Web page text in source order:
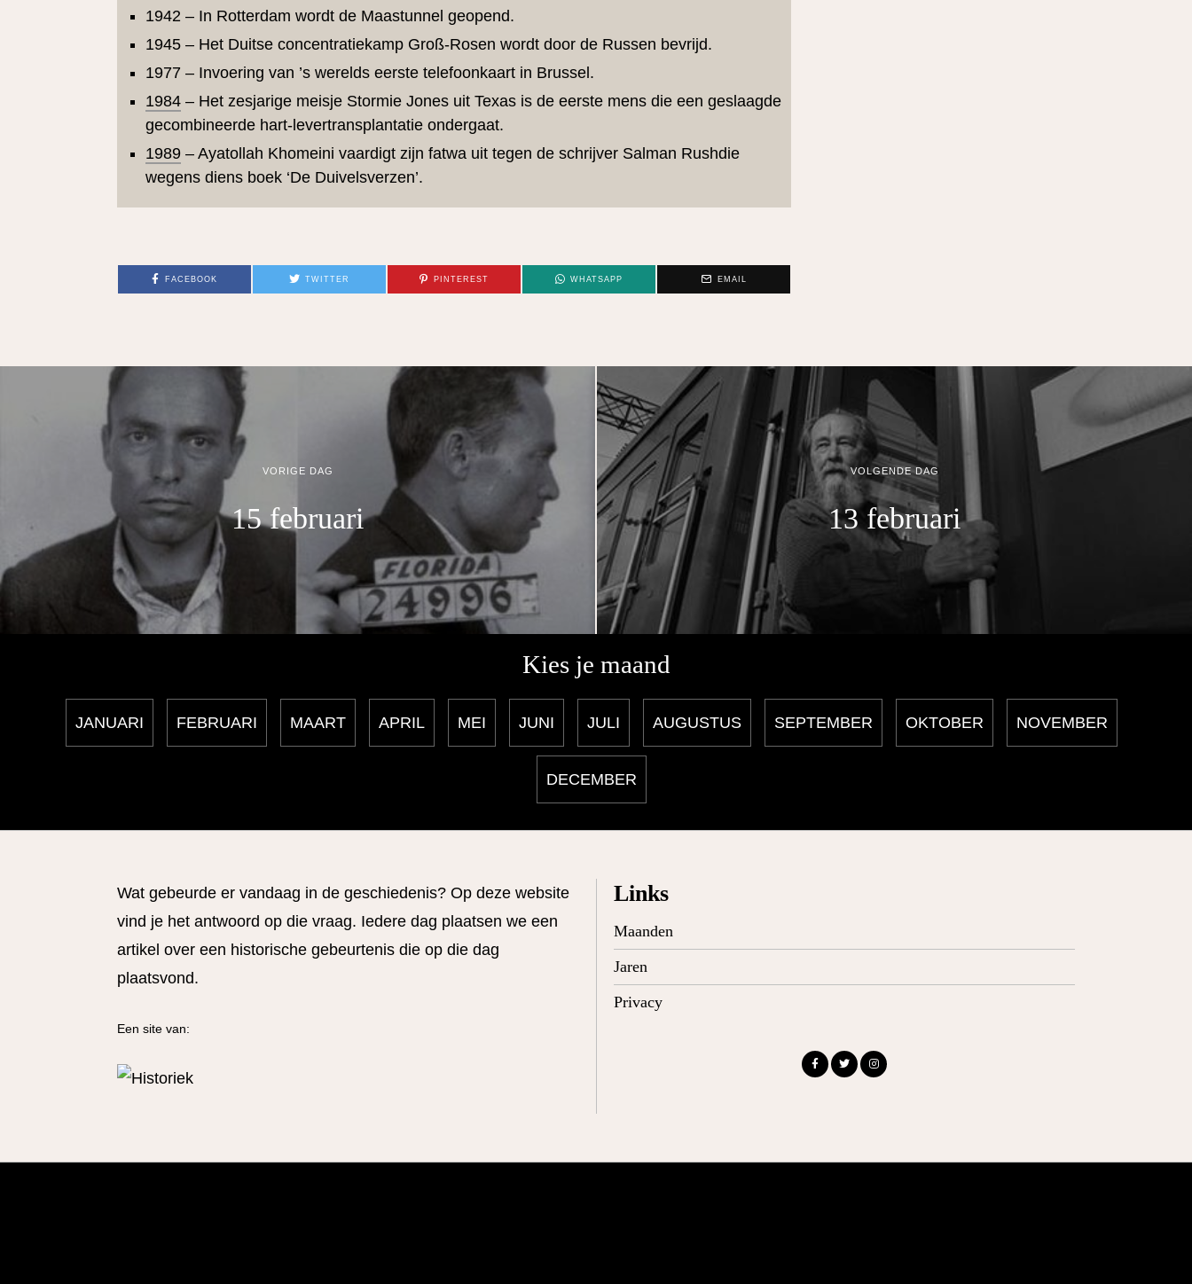
1942 – In Rotterdam wordt de Maastunnel geopend.
1945 – Het Duitse concentratiekamp Groß-Rosen wordt door de Russen bevrijd.
1977 – Invoering van ’s werelds eerste telefoonkaart in Brussel.
1984– Het zesjarige meisje Stormie Jones uit Texas is de eerste mens die een geslaagde
gecombineerde hart-levertransplantatie ondergaat.
1989– Ayatollah Khomeini vaardigt zijn fatwa uit tegen de schrijver Salman Rushdie
wegens diens boek ‘De Duivelsverzen’.
FACEBOOK TWITTER PINTEREST WHATSAPP EMAIL
VORIGE DAG
15 februari
VOLGENDE DAG
13 februari
Kies je maand
JANUARI FEBRUARI MAART APRIL MEI JUNI JULI AUGUSTUS SEPTEMBER OKTOBER NOVEMBER
DECEMBER
Wat gebeurde er vandaag in de geschiedenis? Op deze website
vind je het antwoord op die vraag. Iedere dag plaatsen we een
artikel over een historische gebeurtenis die op die dag
plaatsvond.
Een site van:
Links
Maanden
Jaren
Privacy